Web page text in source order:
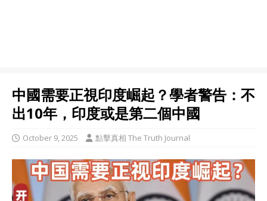
中國需要正視印度崛起？學者警告：不
出10年，印度或是第二個中國
October 9, 2025 點擊真相 The Truth Journal